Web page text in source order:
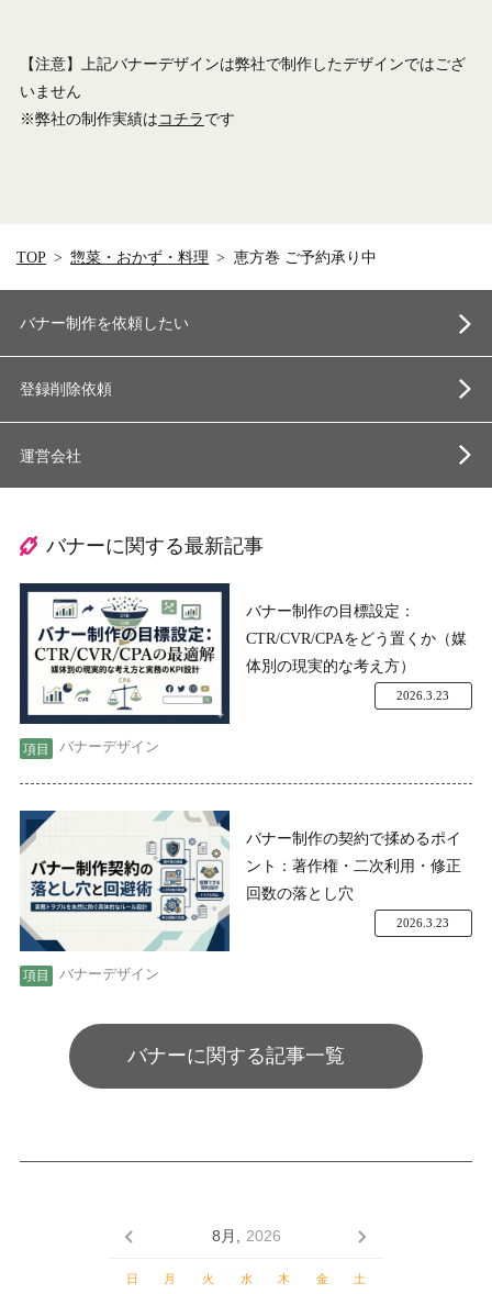
【注意】上記バナーデザインは弊社で制作したデザインではござ
いません
※弊社の制作実績はコチラです
TOP 惣菜・おかず・料理 恵方巻 ご予約承り中
バナー制作を依頼したい
登録削除依頼
運営会社
バナーに関する最新記事
バナー制作の目標設定：
CTR/CVR/CPAをどう置くか（媒
体別の現実的な考え方）
バナーデザイン
2026.3.23
バナー制作の契約で揉めるポイ
ント：著作権・二次利用・修正
回数の落とし穴
バナーデザイン
2026.3.23
バナーに関する記事一覧
8月, 2026
日 月 火 水 木 金 土